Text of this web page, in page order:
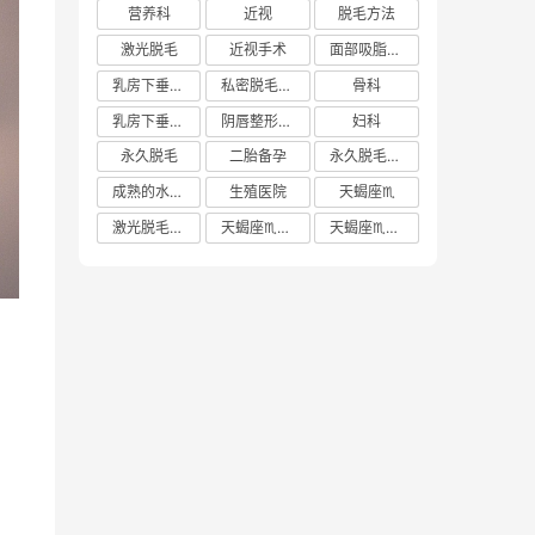
营养科 近视
脱毛方法
激光脱毛
近视手术
面部吸脂多少钱
乳房下垂矫正价格
私密脱毛方法
骨科
乳房下垂矫正费用
阴唇整形手术多少钱
妇科
永久脱毛
二胎备孕
永久脱毛方法
成熟的水蜜桃
生殖医院
天蝎座♏️
激光脱毛价格
天蝎座♏️女生 天蝎座♏️男生